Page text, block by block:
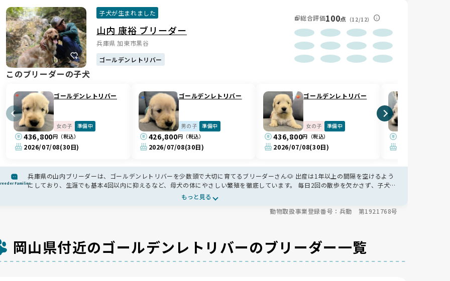
子犬が生まれました
山内 康裕 ブリーダー
兵庫県 加東市黒谷
ゴールデンレトリバー
総合評価100点 （12/12）
このブリーダーの子犬
ゴールデンレトリバー
女の子 準備中
436,800円（税込）
2026/07/08(30日)
ゴールデンレトリバー
男の子 準備中
426,800円（税込）
2026/07/08(30日)
ゴールデンレトリバー
女の子 準備中
436,800円（税込）
2026/07/08(30日)
Families
兵庫県の山内ブリーダーは、ゴールデンレトリバーを少数頭で大切に育てるブリーダーさん🐶 出産は1年以上の間隔を空けるよう
にしており、生涯でも基本4回以内に抑えるなど、母犬の体にやさしい繁殖を徹底しています。 毎日2回の散歩を欠かさず、子犬期
には社会化トレーニングやキャンベルテストも実施。人にも犬にもなじみやすい、明るく安定した性格の子に育てられています✨
もっと見る
動物取扱事業登録番号：兵動 第1921768号
岡山県付近のゴールデンレトリバーのブリーダー一覧